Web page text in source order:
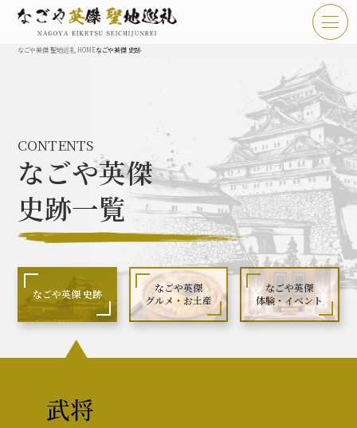
なごや英傑 聖地巡礼とは
なごや英傑 史跡 一覧
なごや英傑 グルメ・土産 一覧
なごや英傑 体験・イベント
豊臣秀長と名古屋の関係
秀長関連 史跡 一覧
なごや英傑 聖地巡礼 HOMEなごや英傑 史跡
CONTENTS
なごや英傑
史跡一覧
なごや英傑 史跡
なごや英傑
グルメ・お土産
なごや英傑
体験・イベント
武将